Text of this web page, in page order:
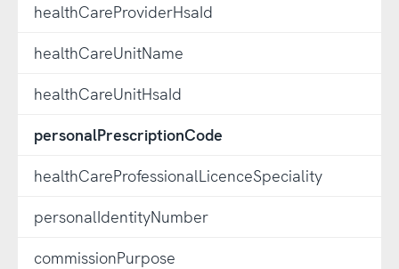
healthCareProviderHsaId
healthCareUnitName
healthCareUnitHsaId
personalPrescriptionCode
healthCareProfessionalLicenceSpeciality
personalIdentityNumber
commissionPurpose